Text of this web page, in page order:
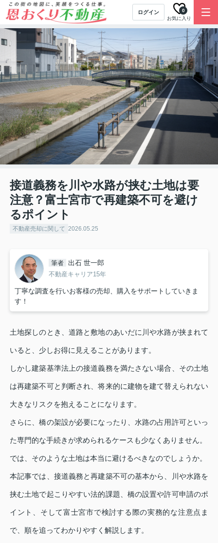
ログイン
お気に入り
0
接道義務を川や水路が挟む土地は要
注意？富士宮市で再建築不可を避け
るポイント
不動産売却に関して 2026.05.25
筆者 出石 世一郎
不動産キャリア15年
丁寧な調査を行いお客様の売却、購入をサポートしていきま
す！
土地探しのとき、道路と敷地のあいだに川や水路が挟まれて
いると、少しお得に見えることがあります。
しかし建築基準法上の接道義務を満たさない場合、その土地
は再建築不可と判断され、将来的に建物を建て替えられない
大きなリスクを抱えることになります。
さらに、橋の架設が必要になったり、水路の占用許可といっ
た専門的な手続きが求められるケースも少なくありません。
では、そのような土地は本当に避けるべきなのでしょうか。
本記事では、接道義務と再建築不可の基本から、川や水路を
挟む土地で起こりやすい法的課題、橋の設置や許可申請のポ
イント、そして富士宮市で検討する際の実務的な注意点ま
で、順を追ってわかりやすく解説します。